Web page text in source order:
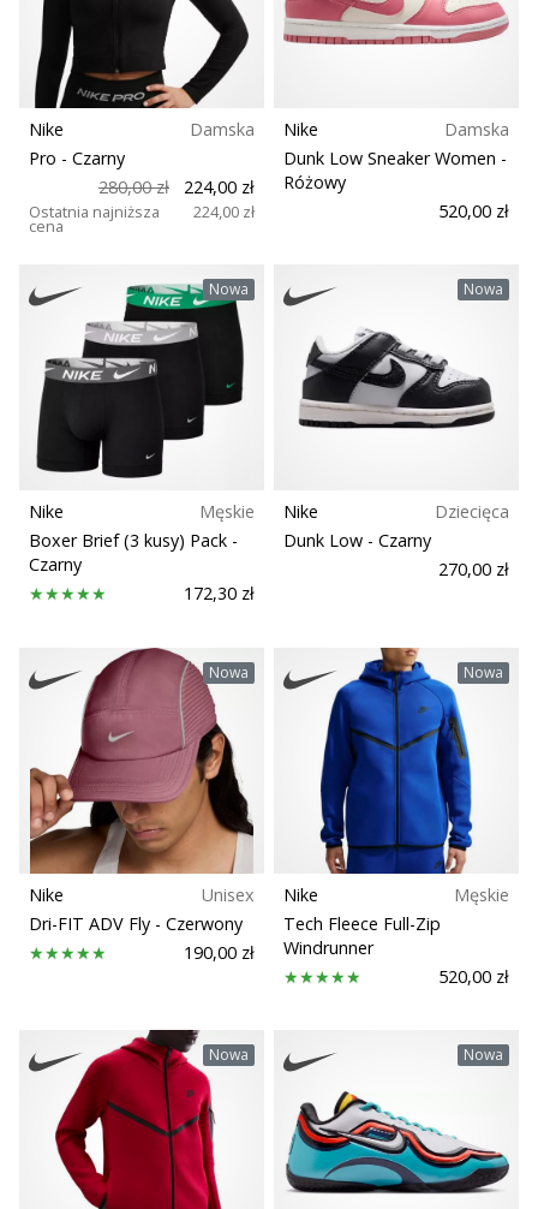
Pokaż
wszystkie
artykuły
Rozmiar
Teamsales
Typ piłki
Wsparcie dla biustonosza
Carbon
Zespół
Kolekcja
Dyscyplina
Funkcja
Model
Gracze
Sezon
Szerokość buta
Sport
Nike
Damska
Pro - Czarny
280,00 zł
224,00 zł
Ostatnia najniższa
cena
224,00 zł
Nike
Damska
Dunk Low Sneaker Women -
Różowy
520,00 zł
Nowa
Nike
Męskie
Boxer Brief (3 kusy) Pack -
Czarny
172,30 zł
Nowa
Nike
Dziecięca
Dunk Low - Czarny
270,00 zł
Nowa
Nike
Unisex
Dri-FIT ADV Fly - Czerwony
190,00 zł
Nowa
Nike
Męskie
Tech Fleece Full-Zip
Windrunner
520,00 zł
Nowa Nowa